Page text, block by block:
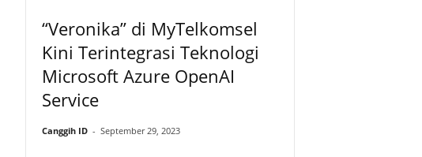
“Veronika” di MyTelkomsel
Kini Terintegrasi Teknologi
Microsoft Azure OpenAI
Service
Canggih ID - September 29, 2023